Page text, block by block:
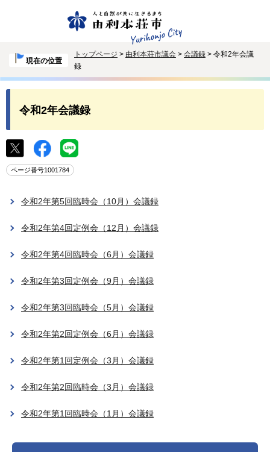
現在の位置
トップページ > 由利本荘市議会 > 会議録 > 令和2年会議
録
令和2年会議録
ページ番号1001784
令和2年第5回臨時会（10月）会議録
令和2年第4回定例会（12月）会議録
令和2年第4回臨時会（6月）会議録
令和2年第3回定例会（9月）会議録
令和2年第3回臨時会（5月）会議録
令和2年第2回定例会（6月）会議録
令和2年第1回定例会（3月）会議録
令和2年第2回臨時会（3月）会議録
令和2年第1回臨時会（1月）会議録